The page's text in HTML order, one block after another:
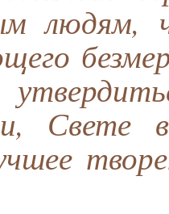
людям,
Свете